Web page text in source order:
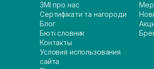
ЗМІ про нас
Сертифікати та нагороди
Блог
Бюті словник
Контакты
Условия использования
сайта